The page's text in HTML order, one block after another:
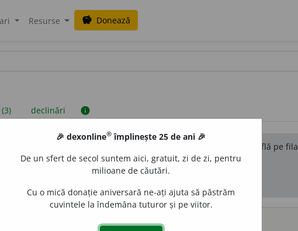
Resurse savings Donează
declinări info
sunt compilate de echipa dexonline. Definițiile originale se află pe fila
reordona filele pe pagina depreferințe.
surse
🎉 dexonline® împlinește 25 de ani 🎉
De un sfert de secol suntem aici, gratuit, zi de zi, pentru
milioane de căutări.
Cu o mică donație aniversară ne-ați ajuta să păstrăm
cuvintele la îndemâna tuturor și pe viitor.